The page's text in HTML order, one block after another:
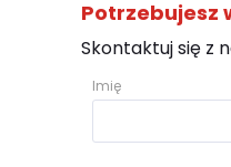
Potrzebujesz
Skontaktuj się z
Imię